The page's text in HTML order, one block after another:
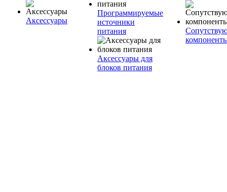
Аксессуары
Программируемые
источники
питания
Аксессуары для
блоков питания